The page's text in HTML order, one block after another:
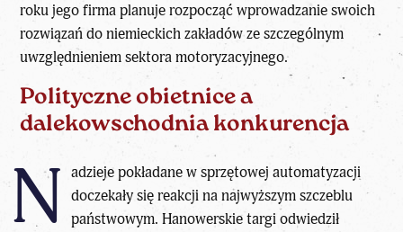
roku jego firma planuje rozpocząć wprowadzanie swoich
rozwiązań do niemieckich zakładów ze szczególnym
uwzględnieniem sektora motoryzacyjnego.
Polityczne obietnice a
dalekowschodnia konkurencja
N adzieje pokładane w sprzętowej automatyzacji
doczekały się reakcji na najwyższym szczeblu
państwowym. Hanowerskie targi odwiedził